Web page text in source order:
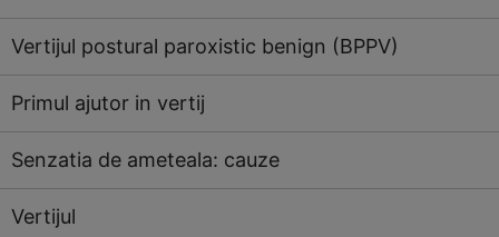
Vertijul postural paroxistic benign (BPPV)
Primul ajutor in vertij
Senzatia de ameteala: cauze
Vertijul